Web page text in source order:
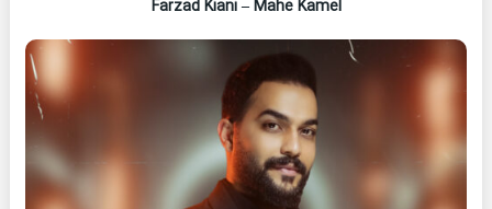
Farzad Kiani – Mahe Kamel